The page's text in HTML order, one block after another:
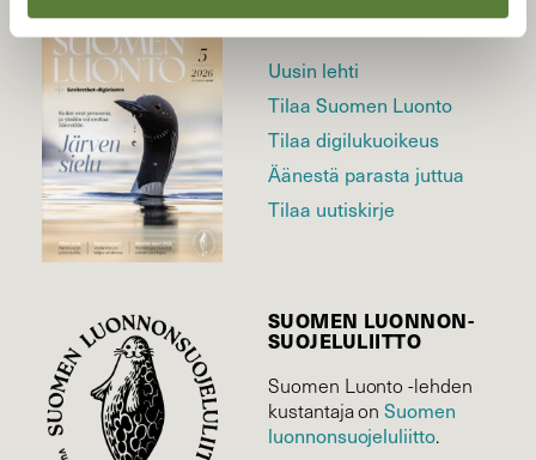
LEHTI
Uusin lehti
Tilaa Suomen Luonto
Tilaa digilukuoikeus
Äänestä parasta juttua
Tilaa uutiskirje
SUOMEN LUONNON­
SUOJELU­LIITTO
Suomen Luonto -lehden
kustantaja onSuomen
luonnonsuojelu­liitto.